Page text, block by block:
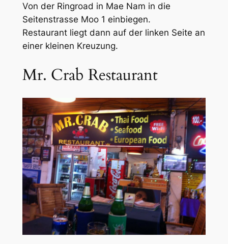
Von der Ringroad in Mae Nam in die
Seitenstrasse Moo 1 einbiegen.
Restaurant liegt dann auf der linken Seite an
einer kleinen Kreuzung.
Mr. Crab Restaurant